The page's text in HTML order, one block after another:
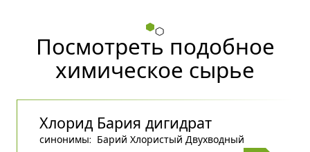
Посмотреть подобное
химическое сырье
Хлорид Бария дигидрат
синонимы: Барий Хлористый Двухводный